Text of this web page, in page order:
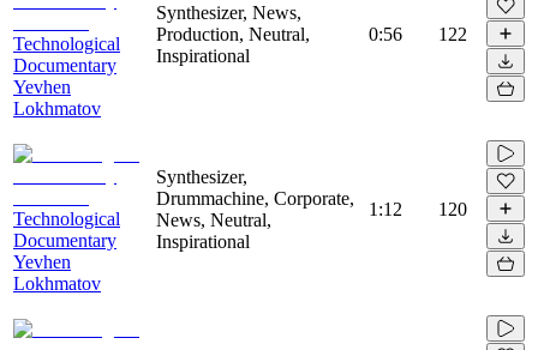
Technological
Documentary
Yevhen
Lokhmatov
Synthesizer, News,
Production, Neutral,
Inspirational
0:56 122
Technological
Documentary
Yevhen
Lokhmatov
Synthesizer,
Drummachine, Corporate,
News, Neutral,
Inspirational
1:12 120